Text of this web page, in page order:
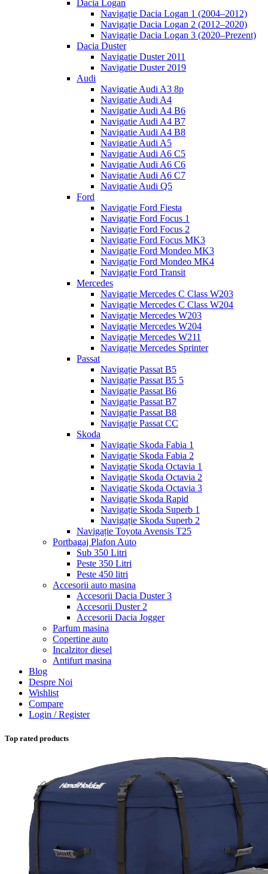
Dacia Logan
Navigație Dacia Logan 1 (2004–2012)
Navigație Dacia Logan 2 (2012–2020)
Navigație Dacia Logan 3 (2020–Prezent)
Dacia Duster
Navigatie Duster 2011
Navigatie Duster 2019
Audi
Navigatie Audi A3 8p
Navigatie Audi A4
Navigatie Audi A4 B6
Navigatie Audi A4 B7
Navigatie Audi A4 B8
Navigatie Audi A5
Navigatie Audi A6 C5
Navigatie Audi A6 C6
Navigatie Audi A6 C7
Navigatie Audi Q5
Ford
Navigație Ford Fiesta
Navigație Ford Focus 1
Navigație Ford Focus 2
Navigație Ford Focus MK3
Navigație Ford Mondeo MK3
Navigație Ford Mondeo MK4
Navigație Ford Transit
Mercedes
Navigație Mercedes C Class W203
Navigație Mercedes C Class W204
Navigație Mercedes W203
Navigație Mercedes W204
Navigație Mercedes W211
Navigație Mercedes Sprinter
Passat
Navigație Passat B5
Navigație Passat B5 5
Navigație Passat B6
Navigație Passat B7
Navigație Passat B8
Navigație Passat CC
Skoda
Navigație Skoda Fabia 1
Navigație Skoda Fabia 2
Navigație Skoda Octavia 1
Navigație Skoda Octavia 2
Navigație Skoda Octavia 3
Navigație Skoda Rapid
Navigație Skoda Superb 1
Navigație Skoda Superb 2
Navigație Toyota Avensis T25
Portbagaj Plafon Auto
Sub 350 Litri
Peste 350 Litri
Peste 450 litri
Accesorii auto masina
Accesorii Dacia Duster 3
Accesorii Duster 2
Accesorii Dacia Jogger
Parfum masina
Copertine auto
Incalzitor diesel
Antifurt masina
Blog
Despre Noi
Wishlist
Compare
Login / Register
Top rated products